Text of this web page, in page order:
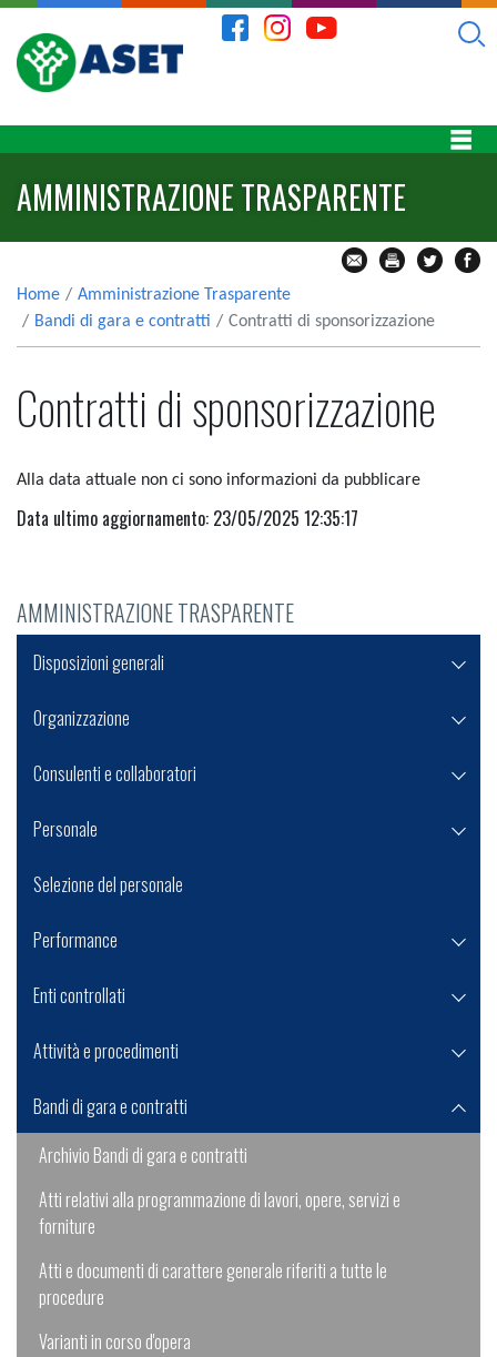
AMMINISTRAZIONE TRASPARENTE
Home
Amministrazione Trasparente
Bandi di gara e contratti
Contratti di sponsorizzazione
Contratti di sponsorizzazione
Alla data attuale non ci sono informazioni da pubblicare
Data ultimo aggiornamento: 23/05/2025 12:35:17
AMMINISTRAZIONE TRASPARENTE
Disposizioni generali
Organizzazione
Consulenti e collaboratori
Personale
Selezione del personale
Performance
Enti controllati
Attività e procedimenti
Bandi di gara e contratti
Archivio Bandi di gara e contratti
Atti relativi alla programmazione di lavori, opere, servizi e
forniture
Atti e documenti di carattere generale riferiti a tutte le
procedure
Varianti in corso d'opera